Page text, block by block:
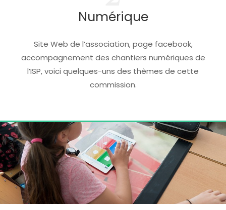
Numérique
Site Web de l’association, page facebook,
accompagnement des chantiers numériques de
l’ISP, voici quelques-uns des thèmes de cette
commission.